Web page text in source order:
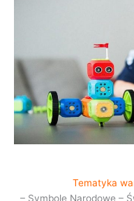
Tematyka
– Symbole Narodowe –